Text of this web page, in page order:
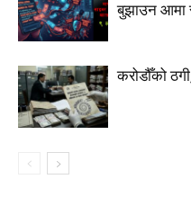
बुझाउन आमा
करोडौँको